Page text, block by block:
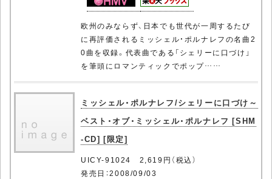
欧州のみならず、日本でも世代が一周するたび
に再評価されるミッシェル・ポルナレフの名曲2
0曲を収録。代表曲である「シェリーに口づけ」
を筆頭にロマンティックでポップ……
ミッシェル・ポルナレフ/シェリーに口づけ～
ベスト・オブ・ミッシェル・ポルナレフ [SHM
-CD] [限定]
UICY-91024 2,619円（税込）
発売日：2008/09/03